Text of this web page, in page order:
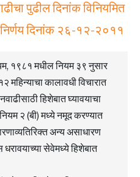
पुढील दिनांक विनियमित
दिनांक २६-१२-२०११
१९८१ मधील नियम ३९ नुसार
कालावधी विचारात
हिशेबात घ्यावयाचा
२ (बी) मध्ये नमूद करण्यात
अन्य असाधारण
धरावयाच्या सेवेमध्ये हिशेबात